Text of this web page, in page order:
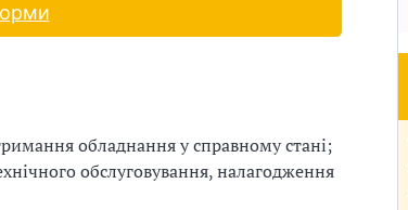
обладнання у справному стані;
обслуговування, налагодження